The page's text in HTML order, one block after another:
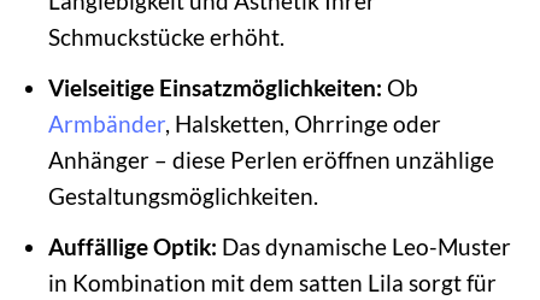
Schmuckstücke erhöht.
Vielseitige Einsatzmöglichkeiten: Ob
Armbänder, Halsketten, Ohrringe oder
Anhänger – diese Perlen eröffnen unzählige
Gestaltungsmöglichkeiten.
Auffällige Optik: Das dynamische Leo-Muster
in Kombination mit dem satten Lila sorgt für